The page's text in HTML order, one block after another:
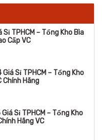
Sỉ TPHCM – Tổng Kho Bìa
Cấp VC
Giá Sỉ TPHCM – Tổng Kho
Chính Hãng
Sỉ TPHCM – Tổng Kho
Hãng VC